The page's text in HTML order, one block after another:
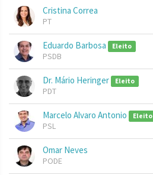
Cristina Correa
PT
Eduardo Barbosa Eleito
PSDB
Dr. Mário Heringer Eleito
PDT
Marcelo Alvaro Antonio Eleito
PSL
Omar Neves
PODE